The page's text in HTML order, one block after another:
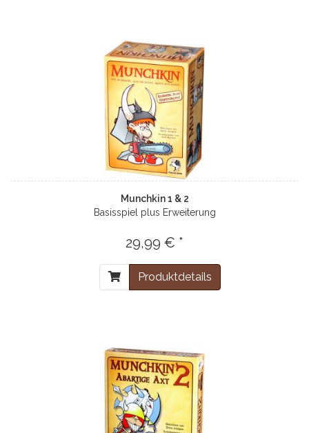
Munchkin 1 & 2
Basisspiel plus Erweiterung
29,99 € *
Produktdetails